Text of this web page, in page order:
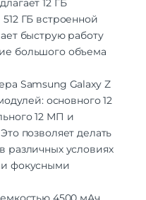
12 ГБ
ГБ встроенной
быструю работу
большого объема
Samsung Galaxy Z
основного 12
12 МП и
позволяет делать
различных условиях
фокусными